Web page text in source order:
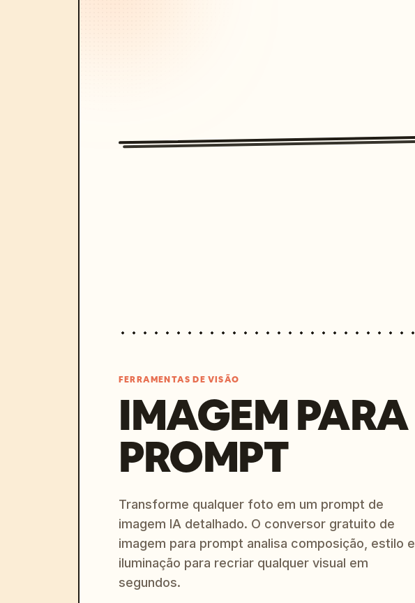
FERRAMENTAS DE VISÃO
IMAGEM PARA
PROMPT
Transforme qualquer foto em um prompt de
imagem IA detalhado. O conversor gratuito de
imagem para prompt analisa composição, estilo e
iluminação para recriar qualquer visual em
segundos.